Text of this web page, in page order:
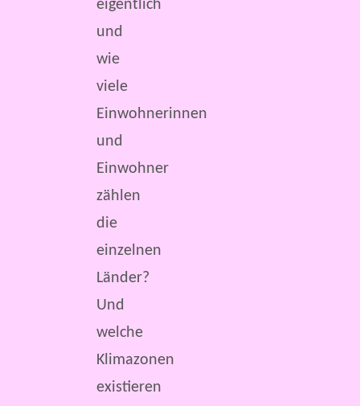
eigentlich
und
wie
viele
Einwohnerinnen
und
Einwohner
zählen
die
einzelnen
Länder?
Und
welche
Klimazonen
existieren